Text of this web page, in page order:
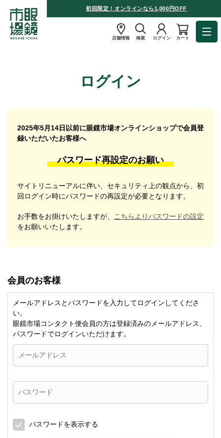
初回限定！オンラインなら1,000円OFF
店舗情報 検索 ログイン カート
ログイン
2025年5月14日以前に眼鏡市場オンラインショップで会員登
録いただいたお客様へ
パスワード再設定のお願い
サイトリニューアルに伴い、セキュリティ上の観点から、初
回ログイン時にパスワードの再設定が必要となります。
お手数をお掛けいたしますが、
こちらよりパスワードの設定
をお願いいたします。
会員のお客様
メールアドレスとパスワードを入力してログインしてくださ
い。
眼鏡市場コンタクト便会員の方は登録済みのメールアドレス、
パスワードでログインいただけます。
パスワードを表示する